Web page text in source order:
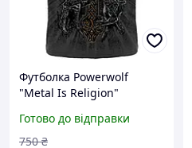
Футболка Powerwolf
"Metal Is Religion"
Готово до відправки
750 ₴